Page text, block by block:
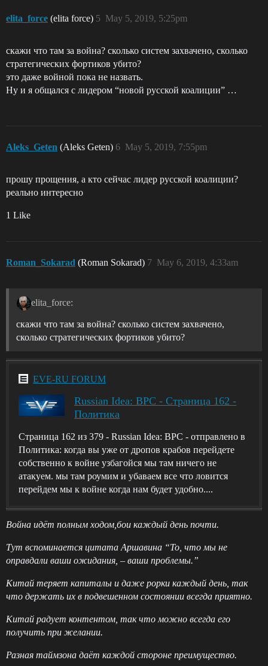
elita_force (elita force) May 5, 2019, 5:25pm
5
скажи что там за война? сколько систем захвачено, сколько
стратегических фортиков убито?
это даже войной пока не назвать.
Ну и я общался с лидером “новой русской коалиции” …
Aleks_Geten (Aleks Geten) May 5, 2019, 7:55pm
6
прошу прощения, а кто сейчас лидер русской коалиции?
реально интересно
1 Like
Roman_Sokarad (Roman Sokarad) May 6, 2019, 4:33am
7
elita_force:
скажи что там за война? сколько систем захвачено,
сколько стратегических фортиков убито?
EVE-RU FORUM
Russian Idea: BPC - Страница 162 -
Политика
Страница 162 из 379 - Russian Idea: BPC - отправлено в
Политика: когда вы уже от дропов крабов перейдете
собственно к войне узбагойся мы там ничего не
атакуем. мы там роумим и убаваем все что ловится
перейдем мы к войне когда нам будет удобно....
Война идёт полным ходом,бои каждый день почти.
Тут вспоминается цитата Аршавина “То, что мы не
оправдали ваши ожидания, – ваши проблемы.”
Китай теряет капиталы и даже рорки каждый день, так
что держать их в подвешенном состоянии всегда приятно.
Китай радует контентом, так что можно всегда его
получить при желании.
Разная таймзона даёт каждой стороне преимущество.